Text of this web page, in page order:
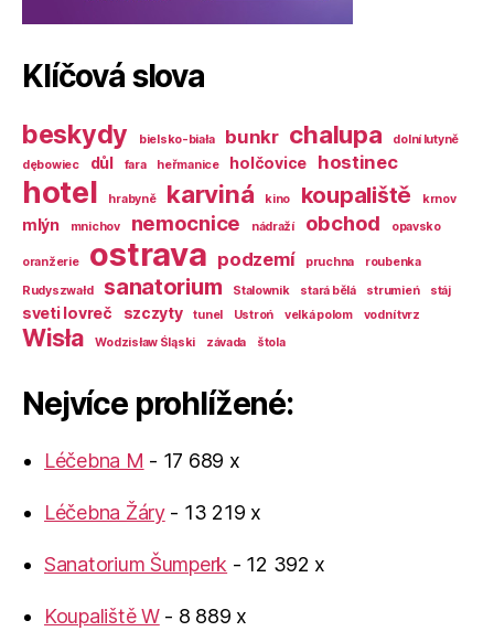
Klíčová slova
beskydy bielsko-biała bunkr chalupa
dolní lutyně
dębowiec
důl fara heřmanice holčovice hostinec
hotel hrabyně karviná kino koupaliště krnov
mlýn mnichov nemocnice nádraží obchod opavsko
oranžerie ostrava podzemí pruchna
roubenka
Rudyszwałd
sanatorium Stalownik stará bělá strumień stáj
sveti lovreč szczyty tunel Ustroń velká polom vodní tvrz
Wisła Wodzisław Śląski závada štola
Nejvíce prohlížené:
Léčebna M - 17 689 x
Léčebna Žáry- 13 219 x
Sanatorium Šumperk - 12 392 x
Koupaliště W- 8 889 x